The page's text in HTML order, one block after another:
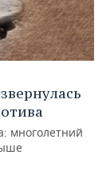
многолетний